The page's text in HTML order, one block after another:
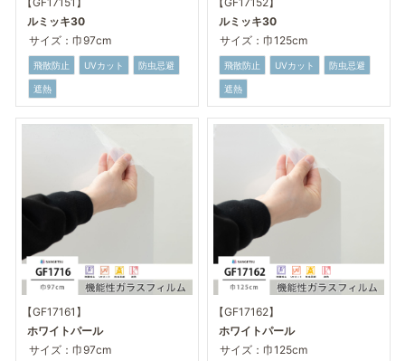
ルミッキ30
サイズ：巾97cm
飛散防止 UVカット 防虫忌避
遮熱
ルミッキ30
サイズ：巾125cm
飛散防止 UVカット 防虫忌避
遮熱
【GF17161】
ホワイトパール
サイズ：巾97cm
【GF17162】
ホワイトパール
サイズ：巾125cm